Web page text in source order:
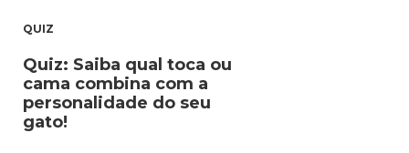
QUIZ
Quiz: Saiba qual toca ou
cama combina com a
personalidade do seu
gato!